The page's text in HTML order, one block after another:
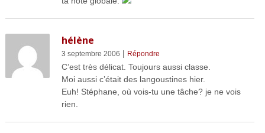
hélène
3 septembre 2006 | Répondre
C’est très délicat. Toujours aussi classe.
Moi aussi c’était des langoustines hier.
Euh! Stéphane, où vois-tu une tâche? je ne vois
rien.